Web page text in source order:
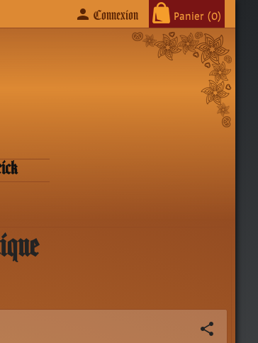
person Connexion Panier (0)
share